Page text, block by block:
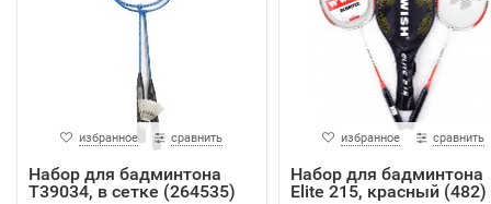
избранное сравнить
Набор для бадминтона
Т39034, в сетке (264535)
избранное сравнить
Набор для бадминтона
Elite 215, красный (482)